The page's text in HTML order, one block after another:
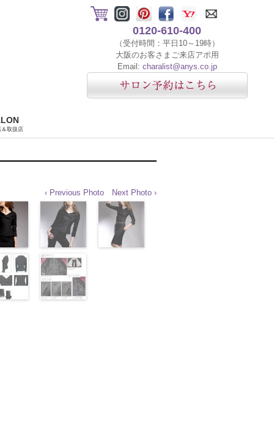
0120-610-400
（受付時間：平日10～19時）
大阪のお客さまご来店アポ用
Email: charalist@anys.co.jp
＆取扱店
‹ Previous Photo Next Photo ›